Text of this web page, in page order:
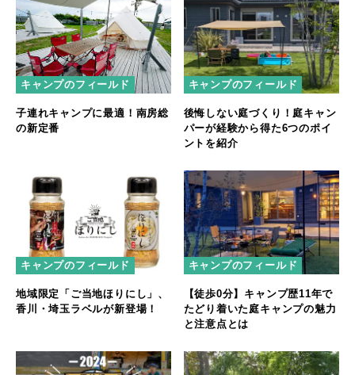
キャンプのフィールド
子連れキャンプに最適！南房総
の新定番
キャンプのフィールド
後悔しない庭づくり！庭キャン
パーが経験から得た6つのポイ
ントを紹介
キャンプのフィールド
地域限定「ご当地ほりにし」、
香川・埼玉ラベルが新登場！
キャンプのフィールド
【徒歩0分】キャンプ歴11年で
たどり着いた庭キャンプの魅力
と注意点とは